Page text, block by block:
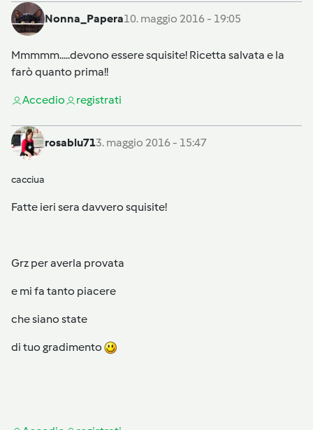
Nonna_Papera10. maggio 2016 - 19:05
Mmmmm.....devono essere squisite! Ricetta salvata e la
farò quanto prima!!
Accedio registrati
rosablu713. maggio 2016 - 15:47
cacciua
Fatte ieri sera davvero squisite!
Grz per averla provata
e mi fa tanto piacere
che siano state
di tuo gradimento